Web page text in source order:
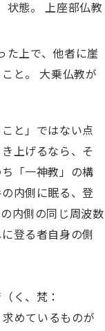
状態。 上座部仏教
た上で、他者に崖
と。 大乗仏教が
と」ではない点
上げるなら、そ
「一神教」の構
内側に眠る、登
内側の同じ周波数
登る者自身の側
く、梵：
めているものが